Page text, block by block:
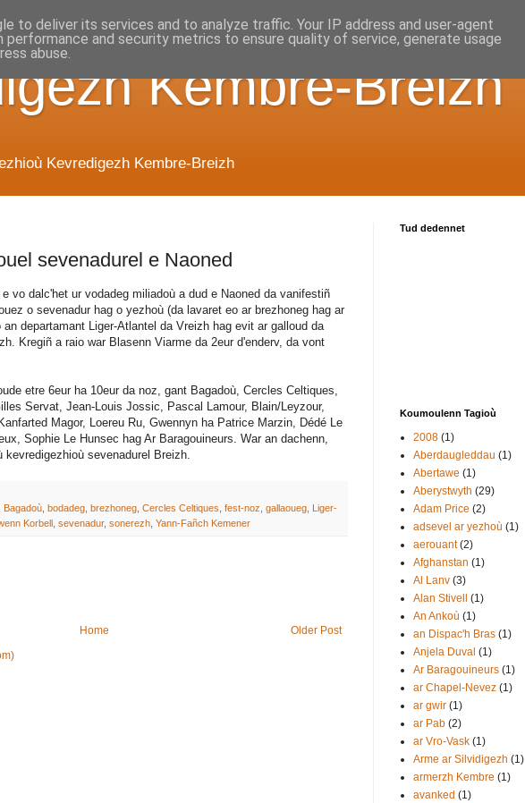
Kembre-Breizh
Kevredigezh Kembre-Breizh
sevenadurel e Naoned
vo dalc'het ur vodadeg miliadoù a dud e Naoned da vanifestiñ
o sevenadur hag o yezhoù (da lavaret eo ar brezhoneg hag ar
departamant Liger-Atlantel da Vreizh hag evit ar galloud da
Kregiñ a raio war Blasenn Viarme da 2eur d'enderv, da vont
etre 6eur ha 10eur da noz, gant Bagadoù, Cercles Celtiques,
Servat, Jean-Louis Jossic, Pascal Lamour, Blain/Leyzour,
Magor, Loereu Ru, Gwennyn ha Patrice Marzin, Dédé Le
Sophie Le Hunsec hag Ar Baragouineurs. War an dachenn,
sevenadurel Breizh.
Bagadoù bodadeg brezhoneg Cercles Celtiques fest-noz gallaoueg Liger-
Korbell sevenadur, sonerezh Yann-Fañch Kemener
Older Post
Home
Tud dedennet
Koumoulenn Tagioù
2008 (1)
Aberdaugleddau (1)
Abertawe (1)
Aberystwyth (29)
Adam Price (2)
adsevel ar yezhoù (1)
aerouant (2)
Afghanstan (1)
Al Lanv (3)
Alan Stivell
(1)
An Ankoù (1)
an Dispac'h Bras (1)
Anjela Duval (1)
Ar Baragouineurs (1)
ar Chapel-Nevez (1)
ar gwir (1)
ar Pab (2)
ar Vro-Vask (1)
Arme ar Silvidigezh (1)
armerzh Kembre (1)
avanked (1)
to deliver its services and to analyze traffic. Your IP address and user-agent
performance and security metrics to ensure quality of service, generate usage
abuse.